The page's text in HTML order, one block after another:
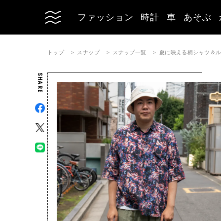
ファッション 時計 車 あそぶ
トップ スナップ スナップ一覧 夏に映える柄シャツ＆
SHARE